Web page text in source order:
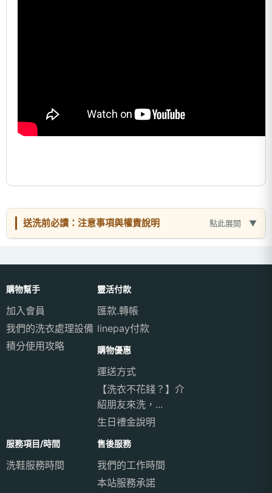
送洗前必讀：注意事項與權責說明 點此展開
購物幫手
加入會員
我們的洗衣處理設備
積分使用攻略
靈活付款
匯款.轉帳
linepay付款
購物優惠
運送方式
【洗衣不花錢？】介
紹朋友來洗，...
生日禮金說明
服務項目/時間
洗鞋服務時間
售後服務
我們的工作時間
本站服務承諾